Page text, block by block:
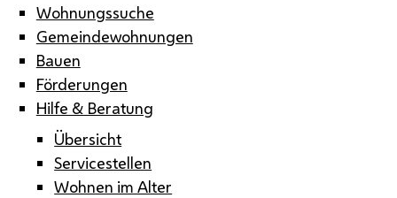
Wohnungssuche
Gemeindewohnungen
Bauen
Förderungen
Hilfe & Beratung
Übersicht
Servicestellen
Wohnen im Alter